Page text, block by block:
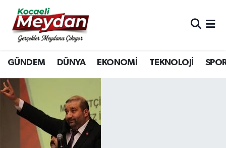
GÜNDEM DÜNYA EKONOMİ TEKNOLOJİ
Nöbetçi Eczaneler
Hava Durumu
Trafik Durumu
Süper Lig Puan Durumu ve Fikstür
Tüm Manşetler